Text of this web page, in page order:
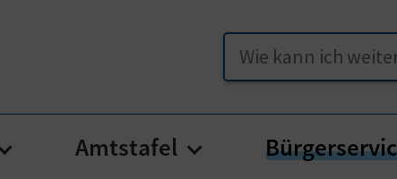
Suche
Submenu for "Unser Gallizien"
Amtstafel Submenu for